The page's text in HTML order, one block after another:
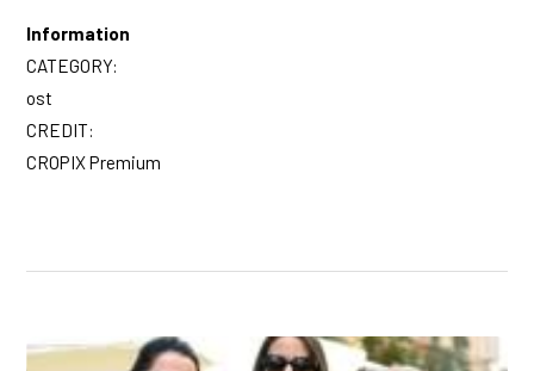
Information
CATEGORY:
ost
CREDIT:
CROPIX Premium